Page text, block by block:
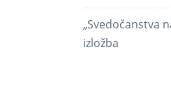
„Svedočanstva
izložba